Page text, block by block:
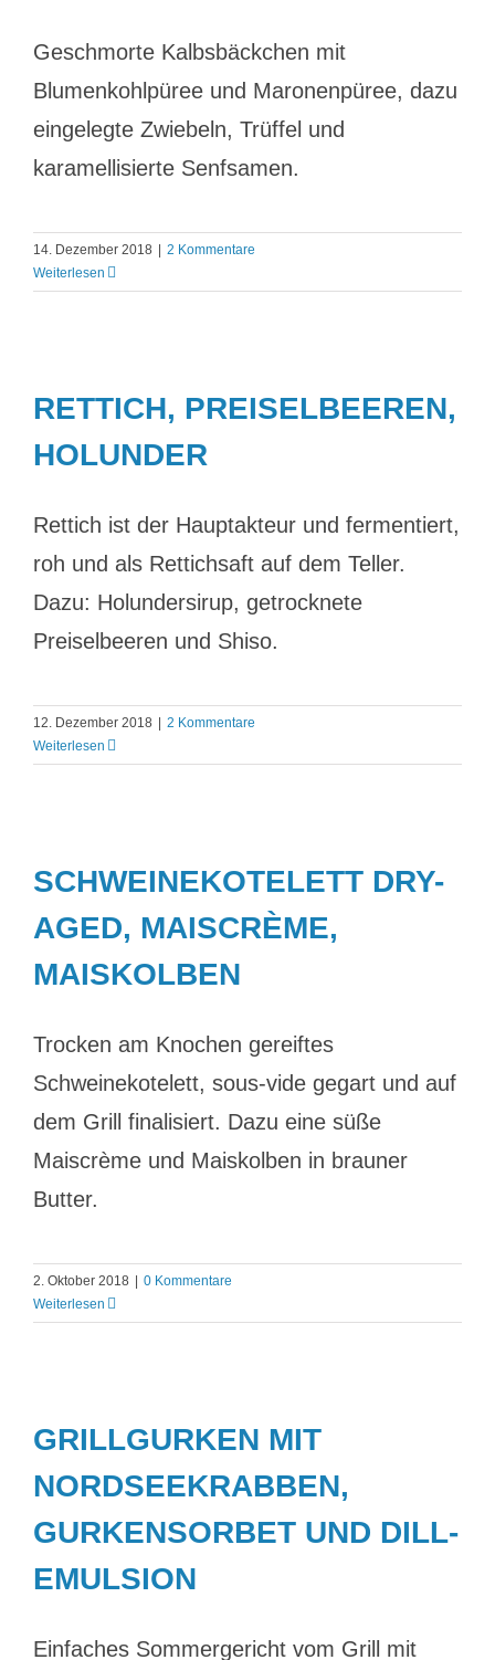
Geschmorte Kalbsbäckchen mit
Blumenkohlpüree und Maronenpüree, dazu
eingelegte Zwiebeln, Trüffel und
karamellisierte Senfsamen.
14. Dezember 2018
2 Kommentare
Weiterlesen
RETTICH, PREISELBEEREN,
HOLUNDER
Rettich ist der Hauptakteur und fermentiert,
roh und als Rettichsaft auf dem Teller.
Dazu: Holundersirup, getrocknete
Preiselbeeren und Shiso.
12. Dezember 2018
2 Kommentare
Weiterlesen
SCHWEINEKOTELETT DRY-
AGED, MAISCRÈME,
MAISKOLBEN
Trocken am Knochen gereiftes
Schweinekotelett, sous-vide gegart und auf
dem Grill finalisiert. Dazu eine süße
Maiscrème und Maiskolben in brauner
Butter.
2. Oktober 2018
0 Kommentare
Weiterlesen
GRILLGURKEN MIT
NORDSEEKRABBEN,
GURKENSORBET UND DILL-
EMULSION
Einfaches Sommergericht vom Grill mit